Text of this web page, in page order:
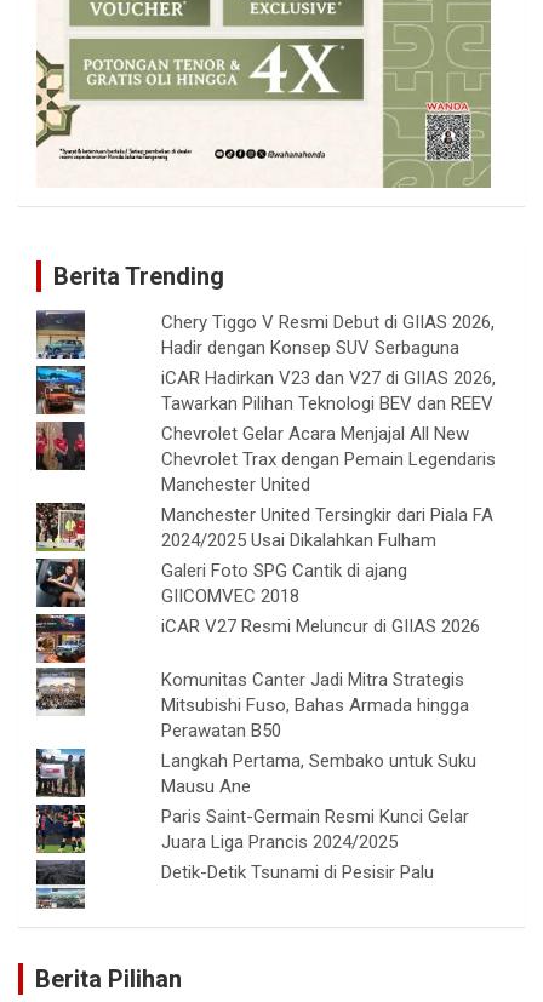
Berita Trending
Chery Tiggo V Resmi Debut di GIIAS 2026,
Hadir dengan Konsep SUV Serbaguna
iCAR Hadirkan V23 dan V27 di GIIAS 2026,
Tawarkan Pilihan Teknologi BEV dan REEV
Chevrolet Gelar Acara Menjajal All New
Chevrolet Trax dengan Pemain Legendaris
Manchester United
Manchester United Tersingkir dari Piala FA
2024/2025 Usai Dikalahkan Fulham
Galeri Foto SPG Cantik di ajang
GIICOMVEC 2018
iCAR V27 Resmi Meluncur di GIIAS 2026
Komunitas Canter Jadi Mitra Strategis
Mitsubishi Fuso, Bahas Armada hingga
Perawatan B50
Langkah Pertama, Sembako untuk Suku
Mausu Ane
Paris Saint-Germain Resmi Kunci Gelar
Juara Liga Prancis 2024/2025
Detik-Detik Tsunami di Pesisir Palu
Berita Pilihan